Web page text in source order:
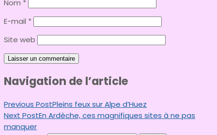
Nom *
E-mail *
Site web
Navigation de l’article
Previous PostPleins feux sur Alpe d’Huez
Next PostEn Ardèche, ces magnifiques sites à ne pas
manquer